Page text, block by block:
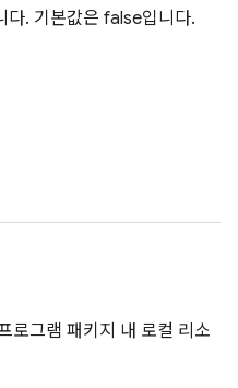
다. 기본값은 false입니다.
로그램 패키지 내 로컬 리소